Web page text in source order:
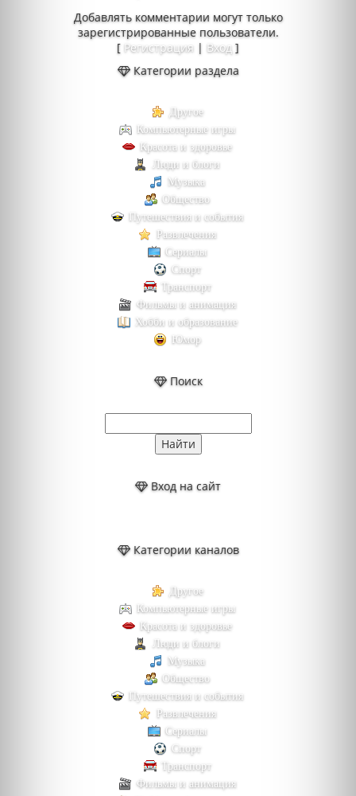
Добавлять комментарии могут только
зарегистрированные пользователи.
[ Регистрация | Вход ]
Категории раздела
Другое
Компьютерные игры
Красота и здоровье
Люди и блоги
Музыка
Общество
Путешествия и события
Развлечения
Сериалы
Спорт
Транспорт
Фильмы и анимация
Хобби и образование
Юмор
Поиск
Вход на сайт
Категории каналов
Другое
Компьютерные игры
Красота и здоровье
Люди и блоги
Музыка
Общество
Путешествия и события
Развлечения
Сериалы
Спорт
Транспорт
Фильмы и анимация